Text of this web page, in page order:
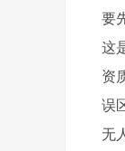
要
这
资
误
无